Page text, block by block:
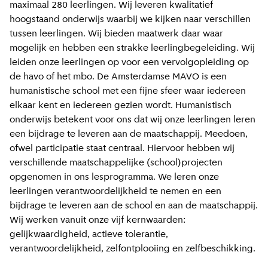
maximaal 280 leerlingen. Wij leveren kwalitatief
hoogstaand onderwijs waarbij we kijken naar verschillen
tussen leerlingen. Wij bieden maatwerk daar waar
mogelijk en hebben een strakke leerlingbegeleiding. Wij
leiden onze leerlingen op voor een vervolgopleiding op
de havo of het mbo. De Amsterdamse MAVO is een
humanistische school met een fijne sfeer waar iedereen
elkaar kent en iedereen gezien wordt. Humanistisch
onderwijs betekent voor ons dat wij onze leerlingen leren
een bijdrage te leveren aan de maatschappij. Meedoen,
ofwel participatie staat centraal. Hiervoor hebben wij
verschillende maatschappelijke (school)projecten
opgenomen in ons lesprogramma. We leren onze
leerlingen verantwoordelijkheid te nemen en een
bijdrage te leveren aan de school en aan de maatschappij.
Wij werken vanuit onze vijf kernwaarden:
gelijkwaardigheid, actieve tolerantie,
verantwoordelijkheid, zelfontplooiing en zelfbeschikking.